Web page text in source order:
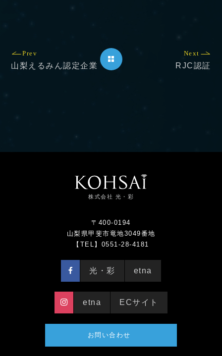
Prev
山梨えるみん認定企業
Next
RJC認証
株式会社 光・彩
〒400-0194
山梨県甲斐市竜地3049番地
【TEL】0551-28-4181
光・彩 etna
etna ECサイト
お問い合わせ